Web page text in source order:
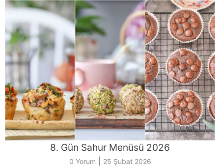
8. Gün Sahur Menüsü 2026
0 Yorum 25 Şubat 2026